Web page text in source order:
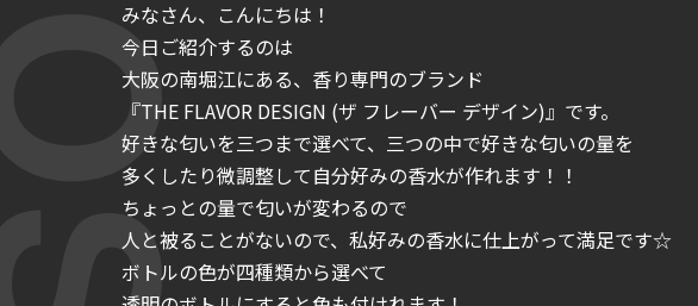
みなさん、こんにちは！
今日ご紹介するのは
大阪の南堀江にある、香り専門のブランド
『THE FLAVOR DESIGN (ザ フレーバー デザイン)』です。
好きな匂いを三つまで選べて、三つの中で好きな匂いの量を
多くしたり微調整して自分好みの香水が作れます！！
ちょっとの量で匂いが変わるので
人と被ることがないので、私好みの香水に仕上がって満足です☆
ボトルの色が四種類から選べて